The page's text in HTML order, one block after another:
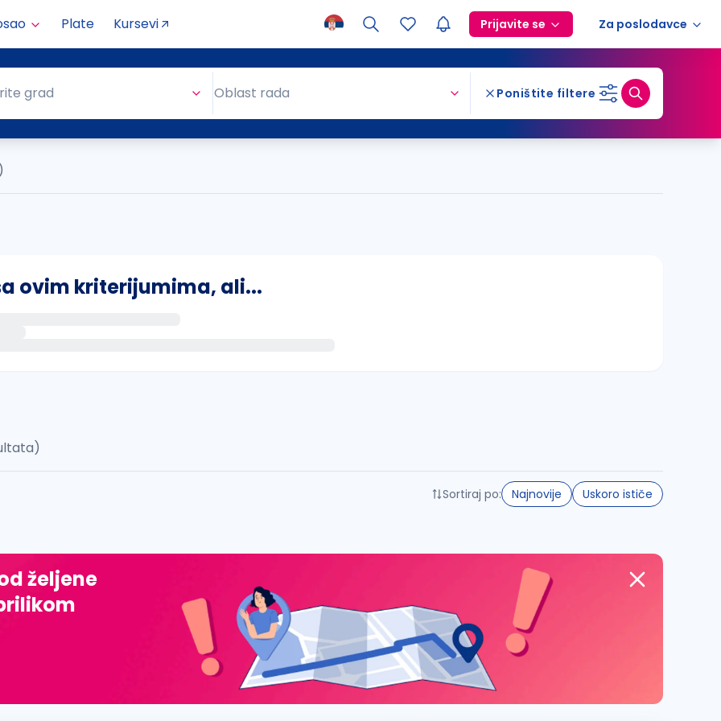
Plate Kursevi Prijavite se Za poslodavce
grad Oblast rada Poništite filtere
ovim kriterijumima, ali...
đ, ž, dž)
Sortiraj po: Najnovije Uskoro ističe
željene